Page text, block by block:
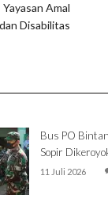
Amal
Disabilitas
Bus PO
Sopir
11 Juli 2026